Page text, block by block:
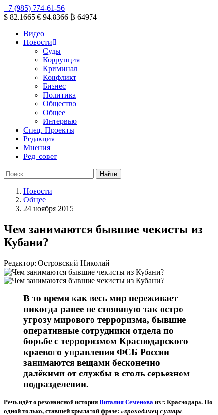
+7 (985) 774-61-56
$ 82,1665 € 94,8366 ₿ 64974
Видео
Новости
Суды
Коррупция
Криминал
Конфликт
Бизнес
Политика
Общество
Общее
Интервью
Спец. Проекты
Редакция
Мнения
Ред. совет
Новости
Общее
24 ноября 2015
Чем занимаются бывшие чекисты из
Кубани?
Редактор: Островский Николай
В то время как весь мир переживает
никогда ранее не стоявшую так остро
угрозу мирового терроризма, бывшие
оперативные сотрудники отдела по
борьбе с терроризмом Краснодарского
краевого управления ФСБ России
занимаются вещами бесконечно
далёкими от службы в столь серьезном
подразделении.
Речь идёт о резонансной истории Виталия Семенова из г. Краснодара. По
одной только, ставшей крылатой фразе: «проходимец с улицы,